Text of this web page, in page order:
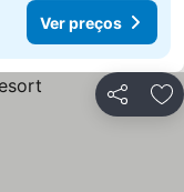
Ver preços
Partilhar